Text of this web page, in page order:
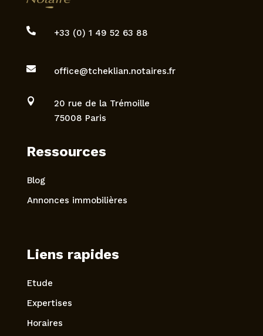
 +33 (0) 1 49 52 63 88‬
 office@tcheklian.notaires.fr

20 rue de la Trémoille
75008 Paris
Ressources
Blog
Annonces immobilières
Liens rapides
Etude
Expertises
Horaires